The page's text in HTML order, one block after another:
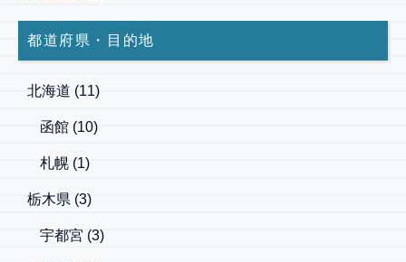
都道府県・目的地
北海道 (11)
函館 (10)
札幌 (1)
栃木県 (3)
宇都宮 (3)